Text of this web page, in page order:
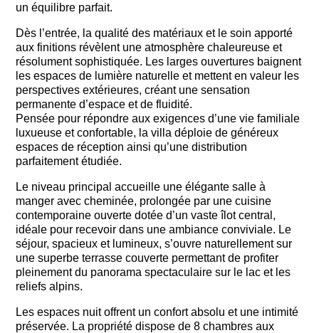
un équilibre parfait.
Dès l’entrée, la qualité des matériaux et le soin apporté
aux finitions révèlent une atmosphère chaleureuse et
résolument sophistiquée. Les larges ouvertures baignent
les espaces de lumière naturelle et mettent en valeur les
perspectives extérieures, créant une sensation
permanente d’espace et de fluidité.
Pensée pour répondre aux exigences d’une vie familiale
luxueuse et confortable, la villa déploie de généreux
espaces de réception ainsi qu’une distribution
parfaitement étudiée.
Le niveau principal accueille une élégante salle à
manger avec cheminée, prolongée par une cuisine
contemporaine ouverte dotée d’un vaste îlot central,
idéale pour recevoir dans une ambiance conviviale. Le
séjour, spacieux et lumineux, s’ouvre naturellement sur
une superbe terrasse couverte permettant de profiter
pleinement du panorama spectaculaire sur le lac et les
reliefs alpins.
Les espaces nuit offrent un confort absolu et une intimité
préservée. La propriété dispose de 8 chambres aux